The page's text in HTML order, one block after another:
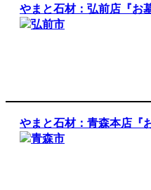
やまと石材：弘前店『お
弘前市
やまと石材：青森本店『
青森市